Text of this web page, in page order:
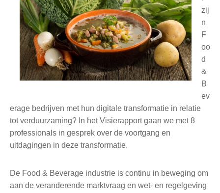
zij
n
F
oo
d
&
B
ev
erage bedrijven met hun digitale transformatie in relatie
tot verduurzaming? In het Visierapport gaan we met 8
professionals in gesprek over de voortgang en
uitdagingen in deze transformatie.
De Food & Beverage industrie is continu in beweging om
aan de veranderende marktvraag en wet- en regelgeving